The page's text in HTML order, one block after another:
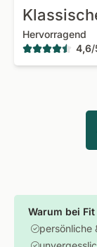
Hervorragend
4,6/
Warum bei
persönliche